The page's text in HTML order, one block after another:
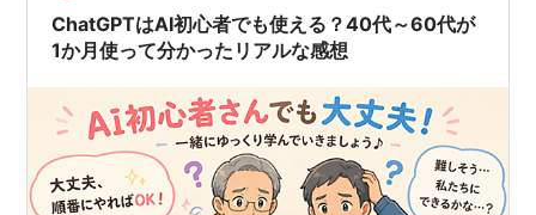
「電話の不在着信は何件あったのか」「見積を…
ChatGPTはAI初心者でも使える？40代～60代が
1か月使って分かったリアルな感想